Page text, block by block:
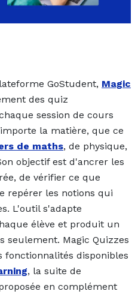
GoStudent, Magic
des quiz
session de cours
la matière, que ce
de maths, de physique,
objectif est d'ancrer les
de vérifier ce que
repérer les notions qui
L'outil s'adapte
élève et produit un
seulement. Magic Quizzes
disponibles
, la suite de
en complément